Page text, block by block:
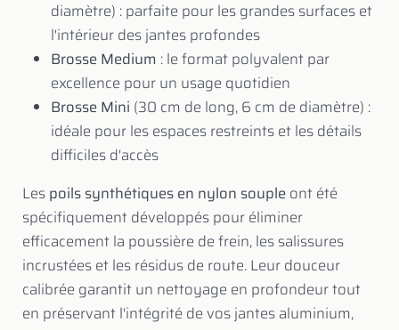
diamètre) : parfaite pour les grandes surfaces et
l'intérieur des jantes profondes
Brosse Medium : le format polyvalent par
excellence pour un usage quotidien
Brosse Mini (30 cm de long, 6 cm de diamètre) :
idéale pour les espaces restreints et les détails
difficiles d'accès
Lespoils synthétiques en nylon soupleont été
spécifiquement développés pour éliminer
efficacement la poussière de frein, les salissures
incrustées et les résidus de route. Leur douceur
calibrée garantit un nettoyage en profondeur tout
en préservant l'intégrité de vos jantes aluminium,